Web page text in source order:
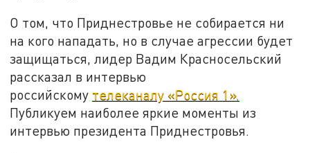
О том, что Приднестровье не собирается ни
на кого нападать, но в случае агрессии будет
защищаться, лидер Вадим Красносельский
рассказал в интервью
российскому телеканалу «Россия 1».
Публикуем наиболее яркие моменты из
интервью президента Приднестровья.